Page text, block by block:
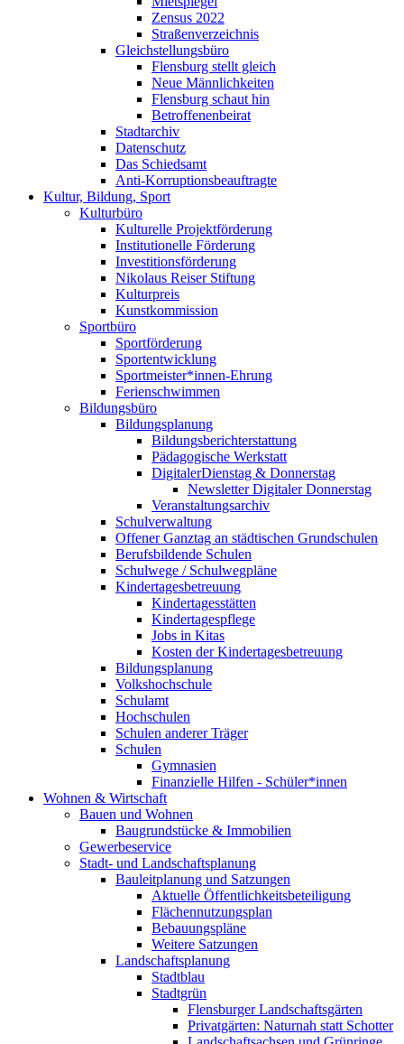
Zensus 2022
Straßenverzeichnis
Gleichstellungsbüro
Flensburg stellt gleich
Neue Männlichkeiten
Flensburg schaut hin
Betroffenenbeirat
Stadtarchiv
Datenschutz
Das Schiedsamt
Anti-Korruptionsbeauftragte
Kultur, Bildung, Sport
Kulturbüro
Kulturelle Projektförderung
Institutionelle Förderung
Investitionsförderung
Nikolaus Reiser Stiftung
Kulturpreis
Kunstkommission
Sportbüro
Sportförderung
Sportentwicklung
Sportmeister*innen-Ehrung
Ferienschwimmen
Bildungsbüro
Bildungsplanung
Bildungsberichterstattung
Pädagogische Werkstatt
DigitalerDienstag & Donnerstag
Newsletter Digitaler Donnerstag
Veranstaltungsarchiv
Schulverwaltung
Offener Ganztag an städtischen Grundschulen
Berufsbildende Schulen
Schulwege / Schulwegpläne
Kindertagesbetreuung
Kindertagesstätten
Kindertagespflege
Jobs in Kitas
Kosten der Kindertagesbetreuung
Bildungsplanung
Volkshochschule
Schulamt
Hochschulen
Schulen anderer Träger
Schulen
Gymnasien
Finanzielle Hilfen - Schüler*innen
Wohnen & Wirtschaft
Bauen und Wohnen
Baugrundstücke & Immobilien
Gewerbeservice
Stadt- und Landschaftsplanung
Bauleitplanung und Satzungen
Aktuelle Öffentlichkeitsbeteiligung
Flächennutzungsplan
Bebauungspläne
Weitere Satzungen
Landschaftsplanung
Stadtblau
Stadtgrün
Flensburger Landschaftsgärten
Privatgärten: Naturnah statt Schotter